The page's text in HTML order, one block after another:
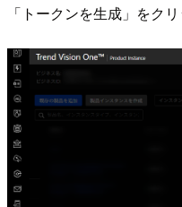
「トークンを生成」をクリ